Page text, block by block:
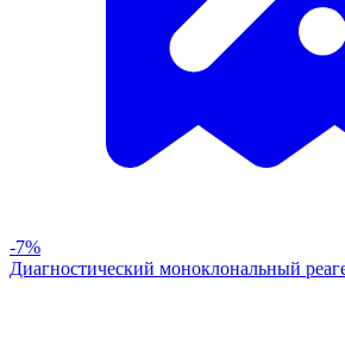
-7%
Диагностический моноклональный